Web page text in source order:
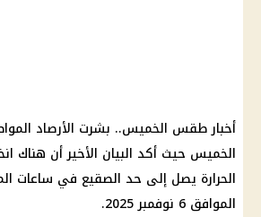
أخبار طقس الخميس.. بشرت الأرصاد
الخميس حيث أكد البيان الأخير أن هناك
الحرارة يصل إلى حد الصقيع في ساعات
الموافق 6 نوفمبر 2025.